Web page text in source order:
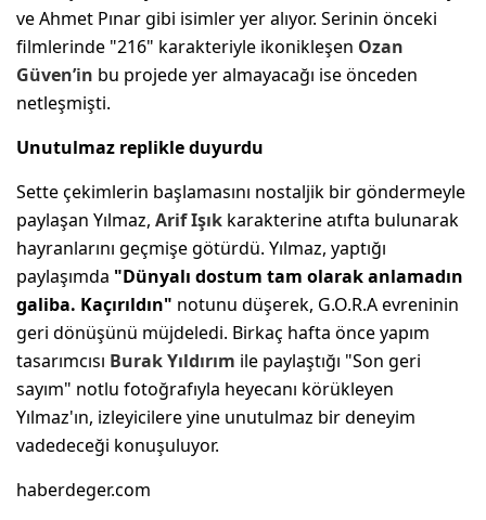
ve Ahmet Pınar gibi isimler yer alıyor. Serinin önceki
filmlerinde "216" karakteriyle ikonikleşen Ozan
Güven’in bu projede yer almayacağı ise önceden
netleşmişti.
Unutulmaz replikle duyurdu
Sette çekimlerin başlamasını nostaljik bir göndermeyle
paylaşan Yılmaz, Arif Işık karakterine atıfta bulunarak
hayranlarını geçmişe götürdü. Yılmaz, yaptığı
paylaşımda "Dünyalı dostum tam olarak anlamadın
galiba. Kaçırıldın" notunu düşerek, G.O.R.A evreninin
geri dönüşünü müjdeledi. Birkaç hafta önce yapım
tasarımcısı Burak Yıldırım ile paylaştığı "Son geri
sayım" notlu fotoğrafıyla heyecanı körükleyen
Yılmaz'ın, izleyicilere yine unutulmaz bir deneyim
vadedeceği konuşuluyor.
haberdeger.com